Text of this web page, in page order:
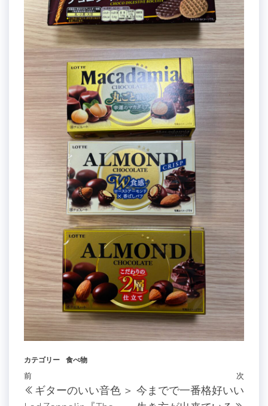
カテゴリー 食べ物
投
稿
過
去
前
ギターのいい音色 ＞
次
次
今までで一番格好いい